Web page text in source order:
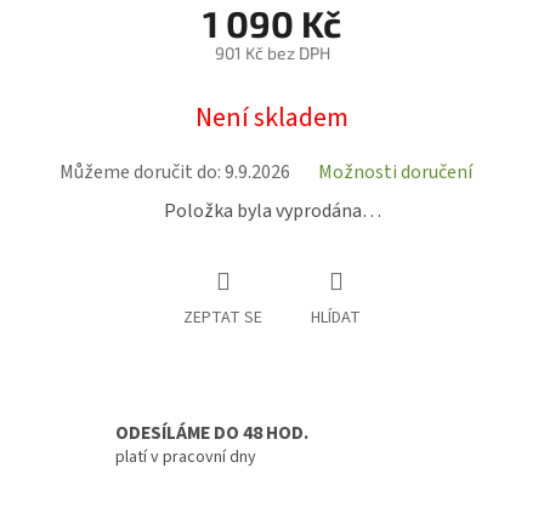
1 090 Kč
901 Kč bez DPH
cena:
Není skladem
Můžeme doručit do:9.9.2026
Možnosti doručení
Položka byla vyprodána…
ZEPTAT SE HLÍDAT
ODESÍLÁME DO 48 HOD.
platí v pracovní dny